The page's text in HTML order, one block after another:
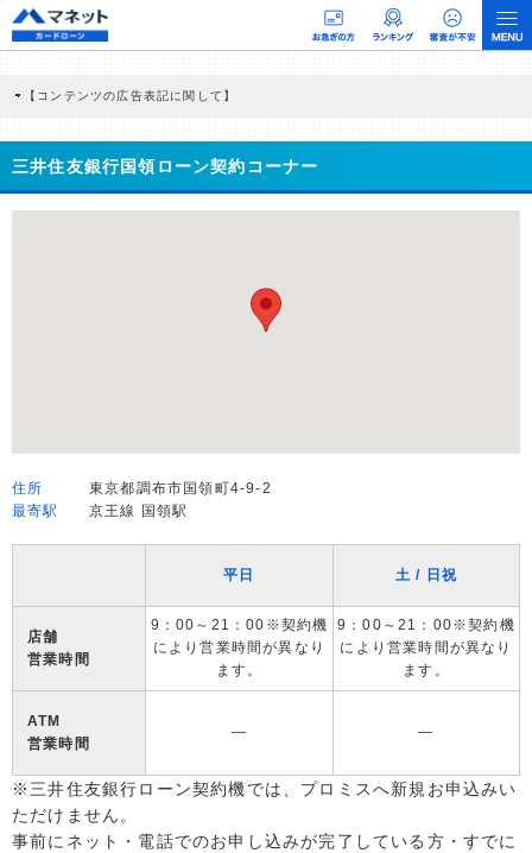
【コンテンツの広告表記に関して】
商品を根拠なくPRするものではなく、当編集部の調査／ユーザーへの口コミ収集な
どに基づき、公平性を担保した情報提供を行っています。
>提携企業一覧
三井住友銀行国領ローン契約コーナー
住所
東京都調布市国領町4-9-2
最寄駅
京王線 国領駅
平日 土 / 日祝
店舗
営業時間
9：00～21：00※契約機
により営業時間が異なり
ます。
9：00～21：00※契約機
により営業時間が異なり
ます。
ATM
営業時間
― ―
※三井住友銀行ローン契約機では、プロミスへ新規お申込みい
ただけません。
事前にネット・電話でのお申し込みが完了している方・すでに